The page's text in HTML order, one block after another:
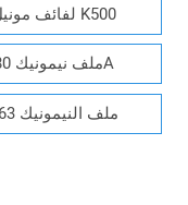
لفائف مونيل K500
ملف نيمونيك 80A
ملف النيمونيك 263